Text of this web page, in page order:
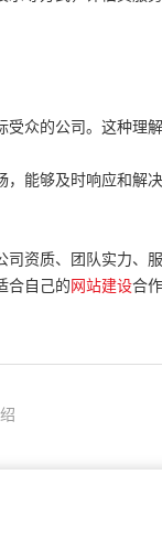
众的公司。这种理
够及时响应和解
司资质、团队实力、
合自己的网站建设合